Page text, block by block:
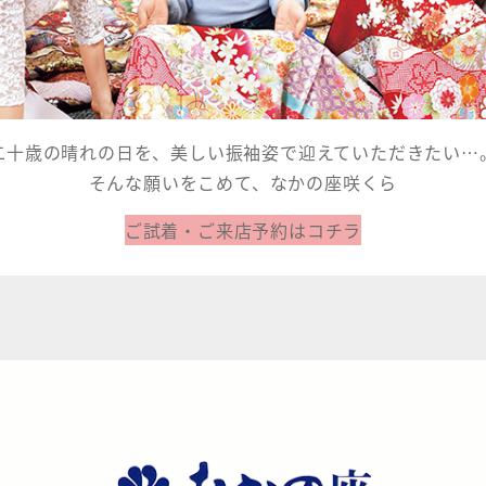
十歳の晴れの日を、美しい振袖姿で迎えていただきたい…
そんな願いをこめて、なかの座咲くら
ご試着・ご来店予約はコチラ